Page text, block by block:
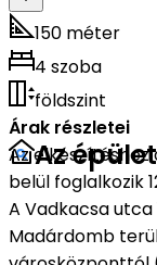
150 méter
4 szoba
földszint
Árak részletei
Az
belül foglalkozik
Az
A Vadkacsa
Madárdomb